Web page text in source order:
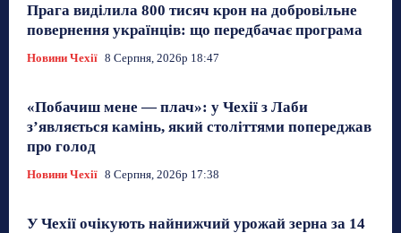
Прага виділила 800 тисяч крон на добровільне
повернення українців: що передбачає програма
Новини Чехії 8 Серпня, 2026р 18:47
«Побачиш мене — плач»: у Чехії з Лаби
з’являється камінь, який століттями попереджав
про голод
Новини Чехії 8 Серпня, 2026р 17:38
У Чехії очікують найнижчий урожай зерна за 14